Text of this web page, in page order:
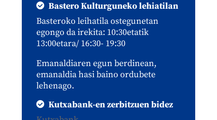
Bastero Kulturguneko lehiatilan
Basteroko leihatila ostegunetan
egongo da irekita: 10:30etatik
13:00etara/ 16:30- 19:30
Emanaldiaren egun berdinean,
emanaldia hasi baino ordubete
lehenago.
Kutxabank-en zerbitzuen bidez